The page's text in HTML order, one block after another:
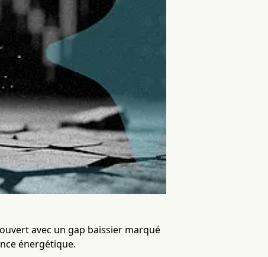
avec un gap baissier marqué
énergétique.